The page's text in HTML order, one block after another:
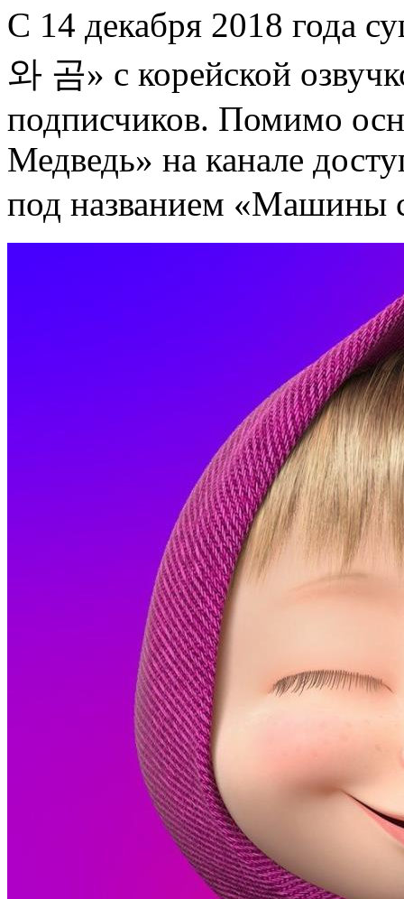
С 14 декабря 2018 года
와 곰» с корейской
подписчиков. Помимо
Медведь» на канале
под названием «Машины